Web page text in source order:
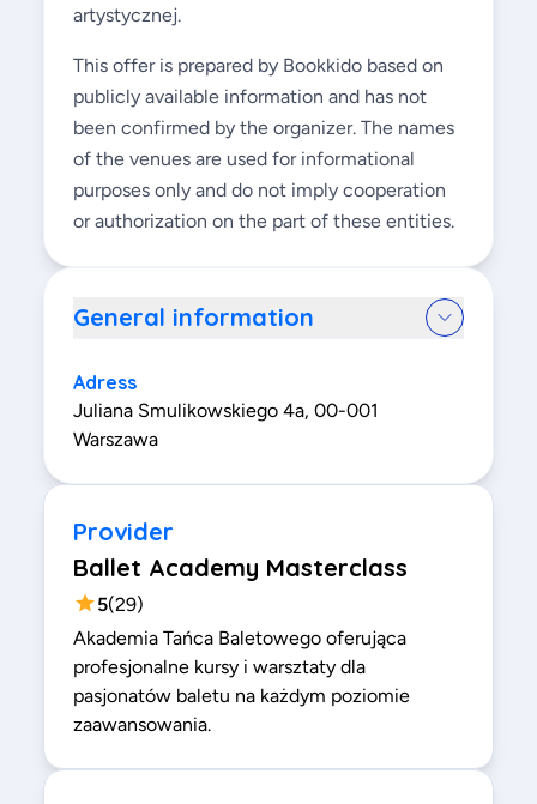
artystycznej.
This offer is prepared by Bookkido based on
publicly available information and has not
been confirmed by the organizer. The names
of the venues are used for informational
purposes only and do not imply cooperation
or authorization on the part of these entities.
General information
Adress
Juliana Smulikowskiego 4a, 00-001
Warszawa
Provider
Ballet Academy Masterclass
5(29)
Akademia Tańca Baletowego oferująca
profesjonalne kursy i warsztaty dla
pasjonatów baletu na każdym poziomie
zaawansowania.